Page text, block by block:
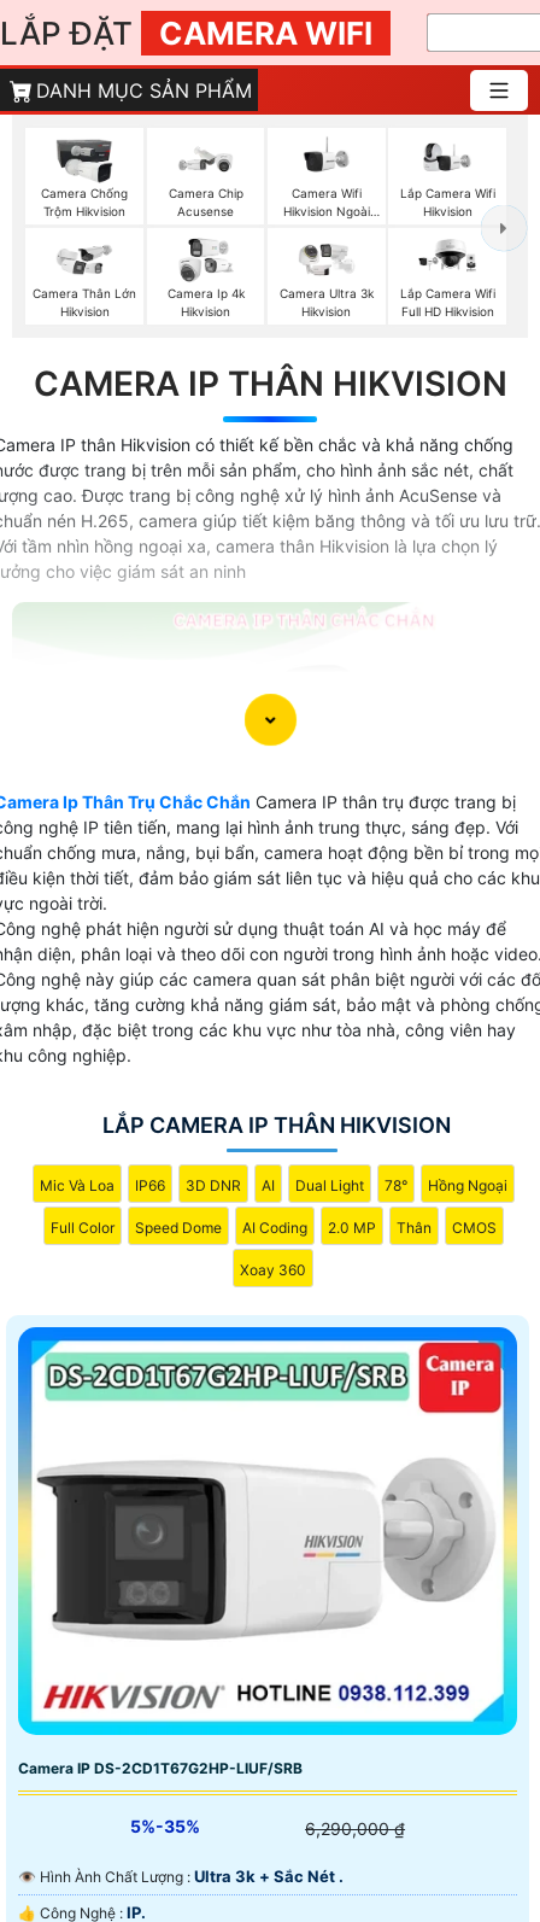
LẮP ĐẶT CAMERA WIFI
DANH MỤC SẢN PHẨM
Camera Chống
Trộm Hikvision
Camera Chip
Acusense
Camera Wifi
Hikvision Ngoài
Lắp Camera Wifi
Hikvision
Camera Thân Lớn
Hikvision
Camera Ip 4k
Hikvision
Camera Ultra 3k
Hikvision
Lắp Camera Wifi
Full HD Hikvision
CAMERA IP THÂN HIKVISION
IP thân Hikvision có thiết kế bền chắc và khả năng chống
được trang bị trên mỗi sản phẩm, cho hình ảnh sắc nét, chất
cao. Được trang bị công nghệ xử lý hình ảnh AcuSense và
nén H.265, camera giúp tiết kiệm băng thông và tối ưu lưu trữ.
tầm nhìn hồng ngoại xa, camera thân Hikvision là lựa chọn lý
cho việc giám sát an ninh
Ip Thân Trụ Chắc Chắn Camera IP thân trụ được trang bị
nghệ IP tiên tiến, mang lại hình ảnh trung thực, sáng đẹp. Với
chống mưa, nắng, bụi bẩn, camera hoạt động bền bỉ trong
kiện thời tiết, đảm bảo giám sát liên tục và hiệu quả cho các khu
ngoài trời.
nghệ phát hiện người sử dụng thuật toán AI và học máy để
diện, phân loại và theo dõi con người trong hình ảnh hoặc
nghệ này giúp các camera quan sát phân biệt người với các
khác, tăng cường khả năng giám sát, bảo mật và phòng
nhập, đặc biệt trong các khu vực như tòa nhà, công viên hay
công nghiệp.
LẮP CAMERA IP THÂN HIKVISION
Mic Và Loa IP66 3D DNR AI Dual Light 78° Hồng Ngoại
Full Color Speed Dome AI Coding 2.0 MP Thân CMOS
Xoay 360
Camera IP DS-2CD1T67G2HP-LIUF/SRB
5%-35% 6,290,000 ₫
👁 Hình Ành Chất Lượng : Ultra 3k + Sắc Nét .
👍 Công Nghệ : IP.